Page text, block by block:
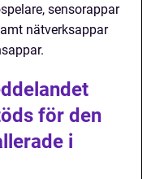
sensorappar
nätverksappar
för den
i